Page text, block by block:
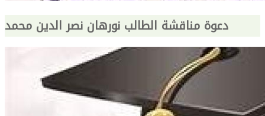
دعوة مناقشة الطالب نورهان نصر الدين محمد